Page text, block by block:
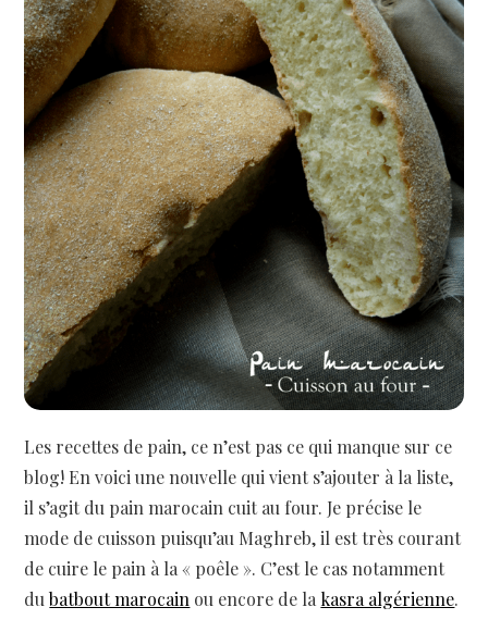
Les recettes de pain, ce n’est pas ce qui manque sur ce
blog! En voici une nouvelle qui vient s’ajouter à la liste,
il s’agit du pain marocain cuit au four. Je précise le
mode de cuisson puisqu’au Maghreb, il est très courant
de cuire le pain à la « poêle ». C’est le cas notamment
dubatbout marocain ou encore de la kasra algérienne.